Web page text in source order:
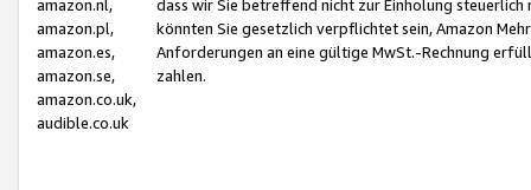
amazon.nl,
amazon.pl,
amazon.es,
amazon.se,
amazon.co.uk,
audible.co.uk
dass wir Sie betreffend nicht zur Einholung
könnten Sie gesetzlich verpflichtet sein, Amazon
Anforderungen an eine gültige MwSt.-Rechnung
zahlen.